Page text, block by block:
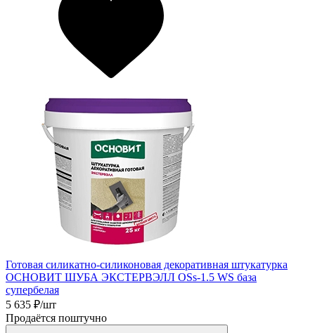
Готовая силикатно-силиконовая декоративная штукатурка
ОСНОВИТ ШУБА ЭКСТЕРВЭЛЛ ОSs-1.5 WS база
супербелая
5 635 ₽/шт
Продаётся поштучно